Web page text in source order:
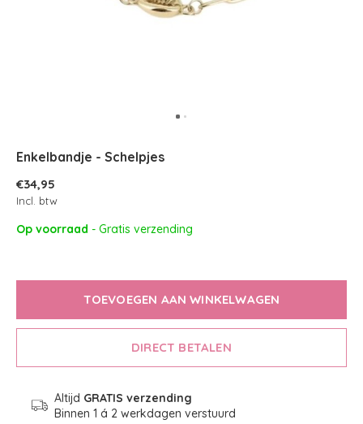
Enkelbandje - Schelpjes
€34,95
Incl. btw
Op voorraad - Gratis verzending
TOEVOEGEN AAN WINKELWAGEN
DIRECT BETALEN
Altijd GRATIS verzending
Binnen 1 á 2 werkdagen verstuurd